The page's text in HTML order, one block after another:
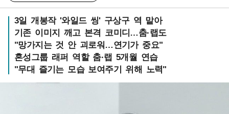
3일 개봉작 '와일드 씽' 구상구 역 맡아
기존 이미지 깨고 본격 코미디…춤·랩도
"망가지는 것 안 괴로워…연기가 중요"
혼성그룹 래퍼 역할 춤·랩 5개월 연습
"무대 즐기는 모습 보여주기 위해 노력"